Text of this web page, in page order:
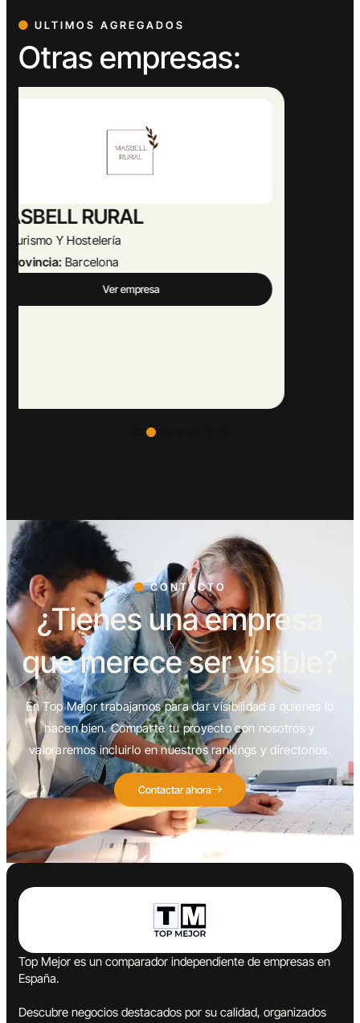
ULTIMOS AGREGADOS
Otras empresas:
Abogado Ángel López
Actividades Jurídicas
Provincia:Málaga
Ver empresa
CONTACTO
¿Tienes una empresa
que merece ser visible?
En Top Mejor trabajamos para dar visibilidad a quienes lo
hacen bien. Comparte tu proyecto con nosotros y
valoraremos incluirlo en nuestros rankings y directorios.
Contactar ahora
Top Mejor es un comparador independiente de empresas en
España.
Descubre negocios destacados por su calidad, organizados